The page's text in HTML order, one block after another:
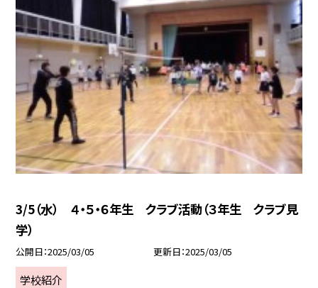
3/5（水） ４・５・６年生 クラブ活動（３年生 クラブ見
学）
公開日 2025/03/05 更新日 2025/03/05
学校紹介